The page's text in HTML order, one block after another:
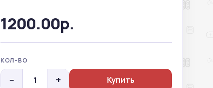
1200.00р.
КОЛ-ВО
− + Купить